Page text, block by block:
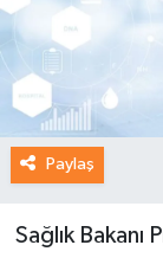
Paylaş
Sağlık